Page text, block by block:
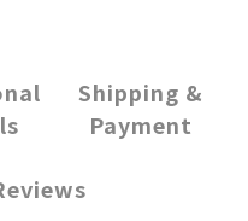
Shipping &
Payment